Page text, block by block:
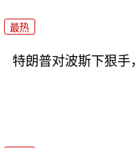
最热
特朗普对波斯下狠手